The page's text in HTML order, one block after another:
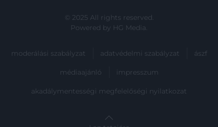
© 2025 All rights reserved.
Powered by HG Media.
moderálási szabályzat adatvédelmi szabályzat ászf
médiaajánló impresszum
akadálymentességi megfelelőségi nyilatkozat